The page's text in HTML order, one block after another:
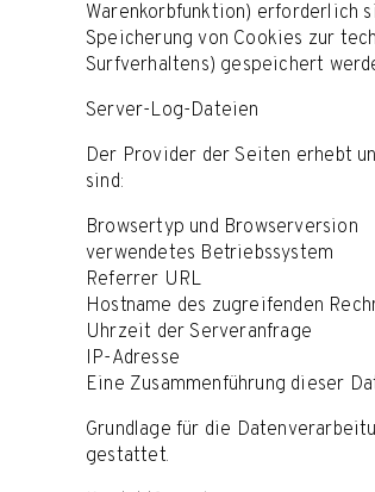
Warenkorbfunktion) erforderlich
Speicherung von Cookies zur
Surfverhaltens) gespeichert
Server-Log-Dateien
Der Provider der Seiten erhebt
sind:
Browsertyp und Browserversion
verwendetes Betriebssystem
Referrer URL
Hostname des zugreifenden
Uhrzeit der Serveranfrage
IP-Adresse
Eine Zusammenführung dieser
Grundlage für die
gestattet.